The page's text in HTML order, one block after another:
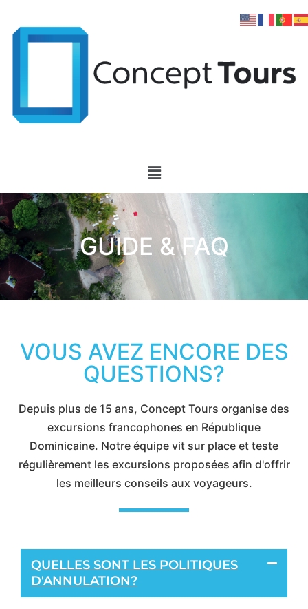
GUIDE & FAQ
VOUS AVEZ ENCORE DES
QUESTIONS?
Depuis plus de 15 ans, Concept Tours organise des
excursions francophones en République
Dominicaine. Notre équipe vit sur place et teste
régulièrement les excursions proposées afin d'offrir
les meilleurs conseils aux voyageurs.
QUELLES SONT LES POLITIQUES
D'ANNULATION?